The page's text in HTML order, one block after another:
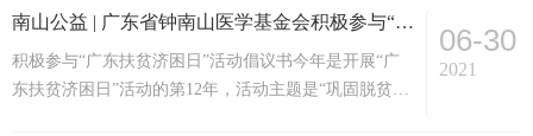
存率。该项目目前已...
山医学基金会将作为支持单位，大会历时两日，同期举
外诊断大会，汇聚业内千人，期待与您8月相聚花城，
助力精准医疗事业发展，共促成果转化合作！会议信息
南山公益 | 广东省钟南山医学基金会积极参与“广东扶贫济困日” 活动倡议书
积极参与“广东扶贫济困日”活动倡议书今年是开展“广
东扶贫济困日”活动的第12年，活动主题是“巩固脱贫成
06-30
2021